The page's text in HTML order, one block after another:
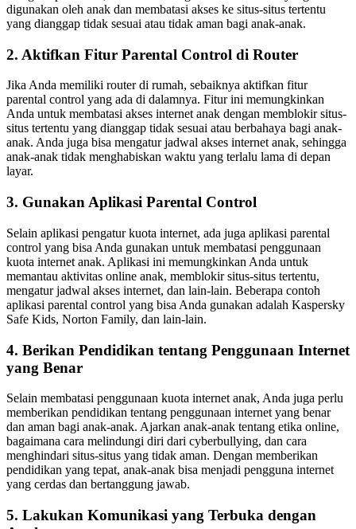
digunakan oleh anak dan membatasi akses ke situs-situs tertentu
yang dianggap tidak sesuai atau tidak aman bagi anak-anak.
2. Aktifkan Fitur Parental Control di Router
Jika Anda memiliki router di rumah, sebaiknya aktifkan fitur
parental control yang ada di dalamnya. Fitur ini memungkinkan
Anda untuk membatasi akses internet anak dengan memblokir situs-
situs tertentu yang dianggap tidak sesuai atau berbahaya bagi anak-
anak. Anda juga bisa mengatur jadwal akses internet anak, sehingga
anak-anak tidak menghabiskan waktu yang terlalu lama di depan
layar.
3. Gunakan Aplikasi Parental Control
Selain aplikasi pengatur kuota internet, ada juga aplikasi parental
control yang bisa Anda gunakan untuk membatasi penggunaan
kuota internet anak. Aplikasi ini memungkinkan Anda untuk
memantau aktivitas online anak, memblokir situs-situs tertentu,
mengatur jadwal akses internet, dan lain-lain. Beberapa contoh
aplikasi parental control yang bisa Anda gunakan adalah Kaspersky
Safe Kids, Norton Family, dan lain-lain.
4. Berikan Pendidikan tentang Penggunaan Internet
yang Benar
Selain membatasi penggunaan kuota internet anak, Anda juga perlu
memberikan pendidikan tentang penggunaan internet yang benar
dan aman bagi anak-anak. Ajarkan anak-anak tentang etika online,
bagaimana cara melindungi diri dari cyberbullying, dan cara
menghindari situs-situs yang tidak aman. Dengan memberikan
pendidikan yang tepat, anak-anak bisa menjadi pengguna internet
yang cerdas dan bertanggung jawab.
5. Lakukan Komunikasi yang Terbuka dengan